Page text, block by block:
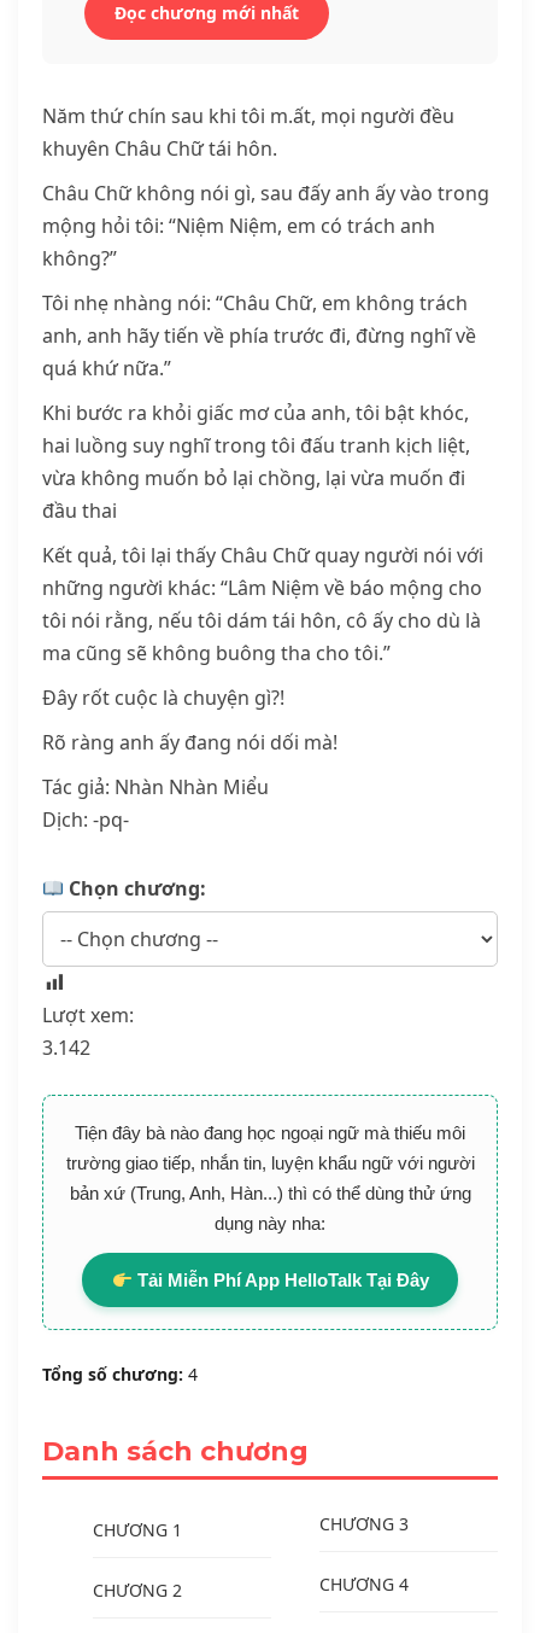
Đọc chương mới nhất
Năm thứ chín sau khi tôi m.ất, mọi người đều
khuyên Châu Chữ tái hôn.
Châu Chữ không nói gì, sau đấy anh ấy vào trong
mộng hỏi tôi: “Niệm Niệm, em có trách anh
không?”
Tôi nhẹ nhàng nói: “Châu Chữ, em không trách
anh, anh hãy tiến về phía trước đi, đừng nghĩ về
quá khứ nữa.”
Khi bước ra khỏi giấc mơ của anh, tôi bật khóc,
hai luồng suy nghĩ trong tôi đấu tranh kịch liệt,
vừa không muốn bỏ lại chồng, lại vừa muốn đi
đầu thai
Kết quả, tôi lại thấy Châu Chữ quay người nói với
những người khác: “Lâm Niệm về báo mộng cho
tôi nói rằng, nếu tôi dám tái hôn, cô ấy cho dù là
ma cũng sẽ không buông tha cho tôi.”
Đây rốt cuộc là chuyện gì?!
Rõ ràng anh ấy đang nói dối mà!
Tác giả: Nhàn Nhàn Miểu
Dịch: -pq-
Chọn chương:
Lượt xem:
3.142
Tiện đây bà nào đang học ngoại ngữ mà thiếu môi
trường giao tiếp, nhắn tin, luyện khẩu ngữ với người
bản xứ (Trung, Anh, Hàn...) thì có thể dùng thử ứng
dụng này nha:
Tải Miễn Phí App HelloTalk Tại Đây
Tổng số chương: 4
Danh sách chương
CHƯƠNG 1
CHƯƠNG 2
CHƯƠNG 3
CHƯƠNG 4